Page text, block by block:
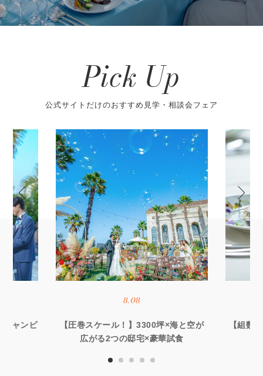
Pick Up
公式サイトだけのおすすめ見学・相談会フェア
シャンビ
8.08
【圧巻スケール！】3300坪×海と空が
広がる2つの邸宅×豪華試食
【組数